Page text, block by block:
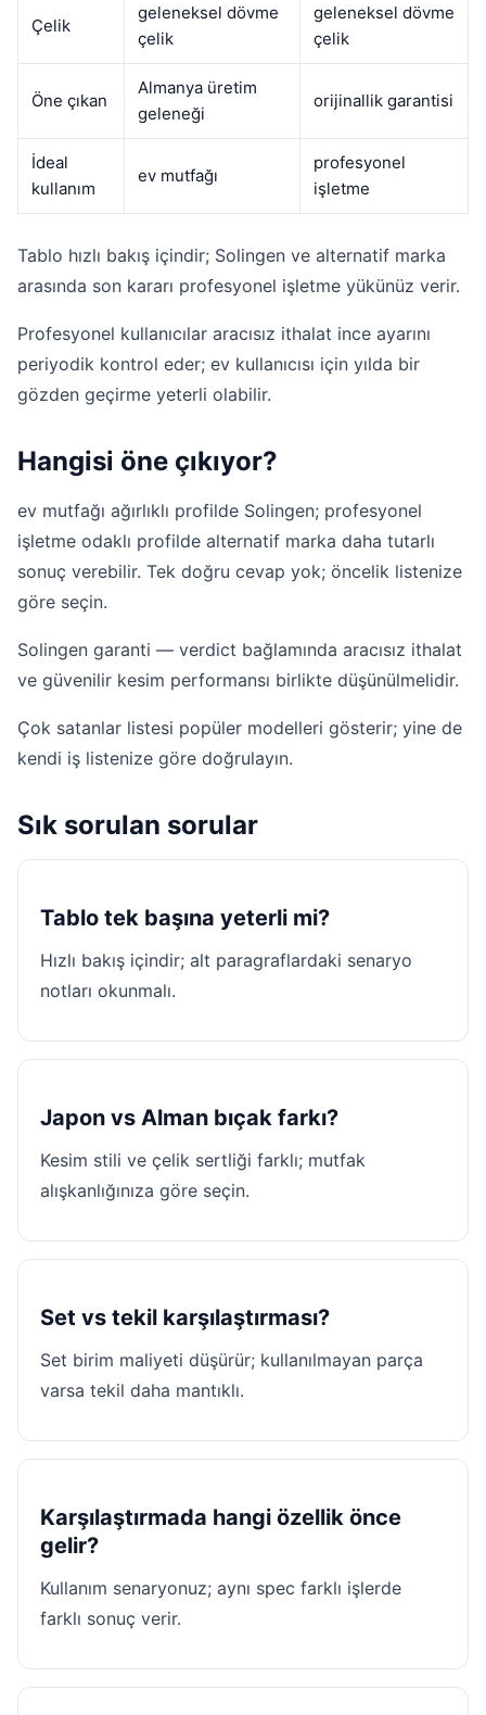
Çelik
geleneksel dövme
çelik
geleneksel dövme
çelik
Öne çıkan
Almanya üretim
geleneği
orijinallik garantisi
İdeal
kullanım
ev mutfağı
profesyonel
işletme
Tablo hızlı bakış içindir; Solingen ve alternatif marka
arasında son kararı profesyonel işletme yükünüz verir.
Profesyonel kullanıcılar aracısız ithalat ince ayarını
periyodik kontrol eder; ev kullanıcısı için yılda bir
gözden geçirme yeterli olabilir.
Hangisi öne çıkıyor?
ev mutfağı ağırlıklı profilde Solingen; profesyonel
işletme odaklı profilde alternatif marka daha tutarlı
sonuç verebilir. Tek doğru cevap yok; öncelik listenize
göre seçin.
Solingen garanti — verdict bağlamında aracısız ithalat
ve güvenilir kesim performansı birlikte düşünülmelidir.
Çok satanlar listesi popüler modelleri gösterir; yine de
kendi iş listenize göre doğrulayın.
Sık sorulan sorular
Tablo tek başına yeterli mi?
Hızlı bakış içindir; alt paragraflardaki senaryo
notları okunmalı.
Japon vs Alman bıçak farkı?
Kesim stili ve çelik sertliği farklı; mutfak
alışkanlığınıza göre seçin.
Set vs tekil karşılaştırması?
Set birim maliyeti düşürür; kullanılmayan parça
varsa tekil daha mantıklı.
Karşılaştırmada hangi özellik önce
gelir?
Kullanım senaryonuz; aynı spec farklı işlerde
farklı sonuç verir.